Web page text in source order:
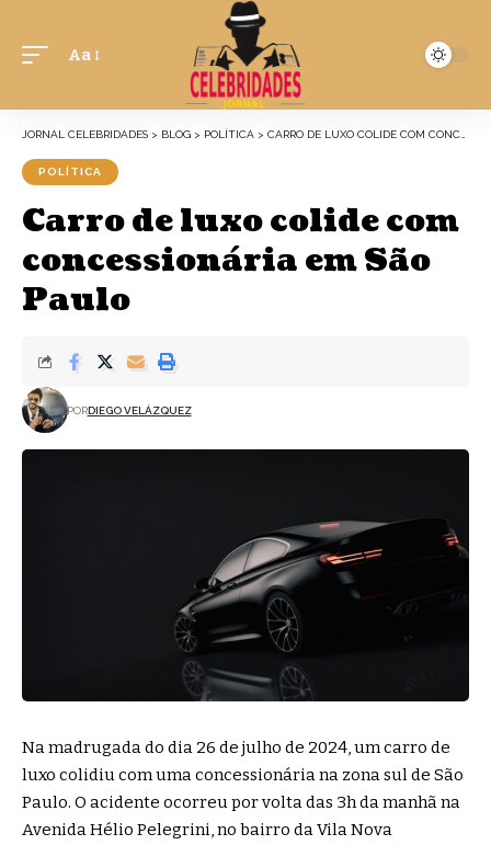
Aa
JORNAL CELEBRIDADES > BLOG > POLÍTICA > CARRO DE LUXO COLIDE COM CONCESSIONÁRIA EM SÃO PAULO
POLÍTICA
Carro de luxo colide com
concessionária em São
Paulo
PORDIEGO VELÁZQUEZ
Na madrugada do dia 26 de julho de 2024, um carro de
luxo colidiu com uma concessionária na zona sul de São
Paulo. O acidente ocorreu por volta das 3h da manhã na
Avenida Hélio Pelegrini, no bairro da Vila Nova